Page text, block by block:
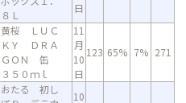
８Ｌ
日
黄桜 ＬＵＣ
ＫＹ ＤＲＡ
ＧＯＮ 缶
３５０ｍｌ
11
月
10
日
123 65% 7% 271
おたる 初し
10